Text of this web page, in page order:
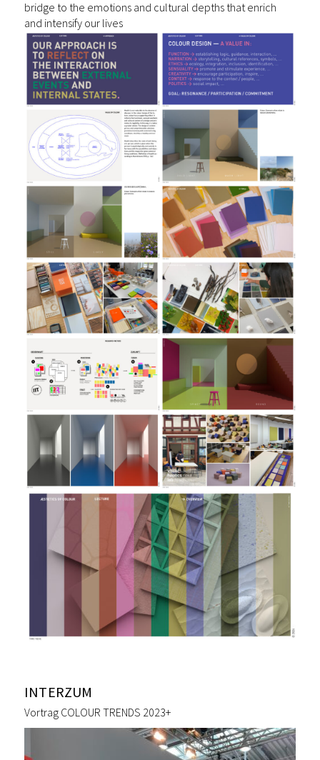
bridge to the emotions and cultural depths that enrich
and intensify our lives
INTERZUM
Vortrag COLOUR TRENDS 2023+